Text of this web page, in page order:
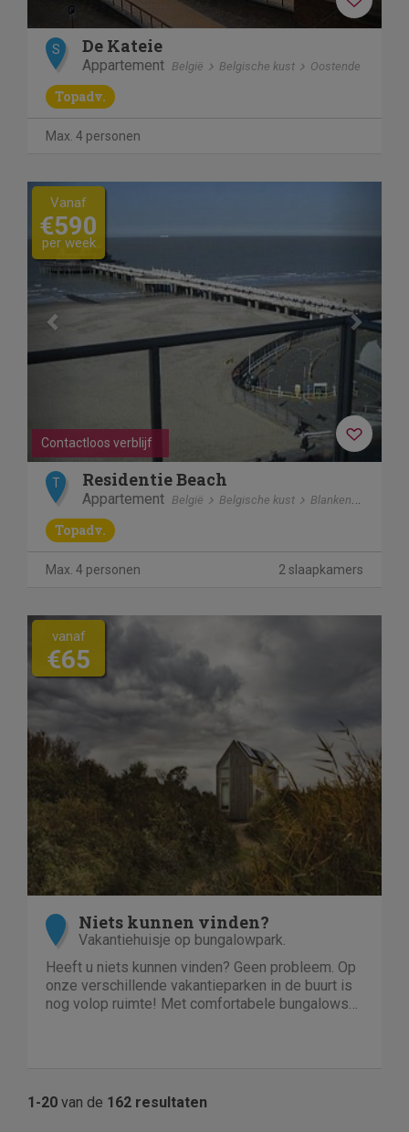
S De Kateie
Appartement België Belgische kust Oostende
Topadv.
Max. 4 personen
Previous
Contactloos verblijf
Vanaf
€590
per week
T Residentie Beach
Appartement België Belgische kust Blankenberge
Topadv.
Max. 4 personen 2 slaapkamers
vanaf
€65
Niets kunnen vinden?
Vakantiehuisje op bungalowpark.
Heeft u niets kunnen vinden? Geen probleem. Op
onze verschillende vakantieparken in de buurt is
nog volop ruimte! Met comfortabele bungalows
1-20 van de 162 resultaten